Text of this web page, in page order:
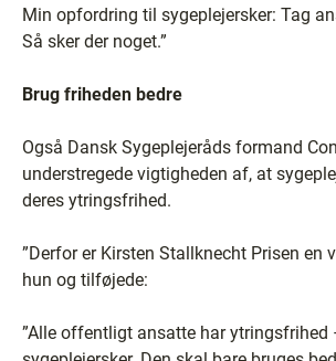
Min opfordring til sygeplejersker: Tag
Så sker der noget.”
Brug friheden bedre
Også Dansk Sygeplejeråds formand
understregede vigtigheden af, at
deres ytringsfrihed.
”Derfor er Kirsten Stallknecht Prisen en
hun og tilføjede:
”Alle offentligt ansatte har ytringsfrihed